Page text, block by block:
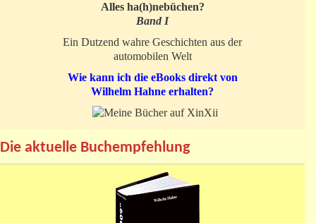
Alles ha(h)nebüchen?
Band I
Ein Dutzend wahre Geschichten aus der
automobilen Welt
Wie kann ich die eBooks direkt von
Wilhelm Hahne erhalten?
Die aktuelle Buchempfehlung